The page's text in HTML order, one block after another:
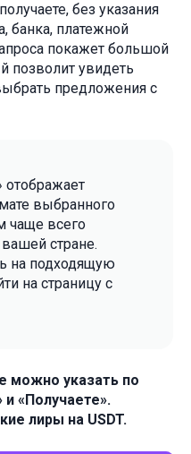
без указания
банка, платежной
покажет большой
позволит увидеть
предложения с
отображает
выбранного
чаще всего
стране.
на подходящую
на страницу с
можно указать по
«Получаете».
лиры на USDT.